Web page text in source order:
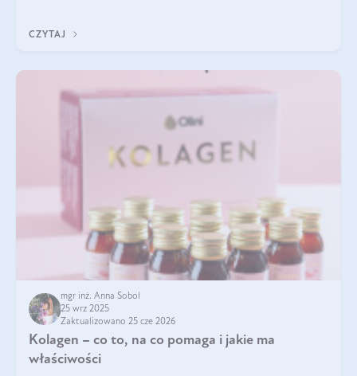
CZYTAJ
mgr inż. Anna Sobol
25 wrz 2025
Zaktualizowano 25 cze 2026
Kolagen – co to, na co pomaga i jakie ma
właściwości